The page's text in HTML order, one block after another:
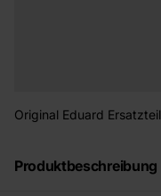
Original Eduard Ersatzteil
Produktbeschreibung